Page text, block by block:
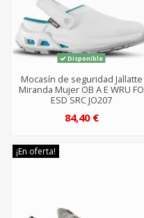
Disponible
Mocasín de seguridad Jallatte
Miranda Mujer OB A E WRU FO
ESD SRC JO207
84,40 €
¡En oferta!